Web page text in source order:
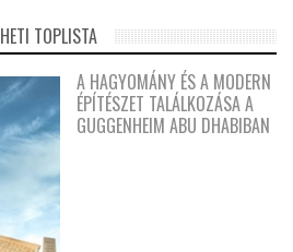
HETI TOPLISTA
A HAGYOMÁNY ÉS A MODERN
ÉPÍTÉSZET TALÁLKOZÁSA A
GUGGENHEIM ABU DHABIBAN